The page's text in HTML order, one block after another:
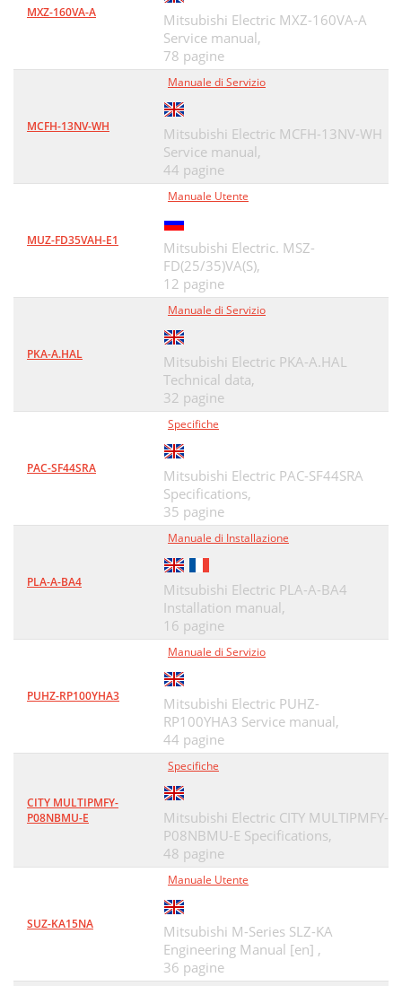
MXZ-160VA-A
Mitsubishi Electric MXZ-160VA-A
Service manual,
78 pagine
MCFH-13NV-WH
Manuale di Servizio
Mitsubishi Electric MCFH-13NV-WH
Service manual,
44 pagine
MUZ-FD35VAH-E1
Manuale Utente
Mitsubishi Electric. MSZ-
FD(25/35)VA(S),
12 pagine
PKA-A.HAL
Manuale di Servizio
Mitsubishi Electric PKA-A.HAL
Technical data,
32 pagine
PAC-SF44SRA
Specifiche
Mitsubishi Electric PAC-SF44SRA
Specifications,
35 pagine
PLA-A-BA4
Manuale di Installazione
Mitsubishi Electric PLA-A-BA4
Installation manual,
16 pagine
PUHZ-RP100YHA3
Manuale di Servizio
Mitsubishi Electric PUHZ-
RP100YHA3 Service manual,
44 pagine
CITY MULTIPMFY-
P08NBMU-E
Specifiche
Mitsubishi Electric CITY MULTIPMFY-
P08NBMU-E Specifications,
48 pagine
SUZ-KA15NA
Manuale Utente
Mitsubishi M-Series SLZ-KA
Engineering Manual [en] ,
36 pagine